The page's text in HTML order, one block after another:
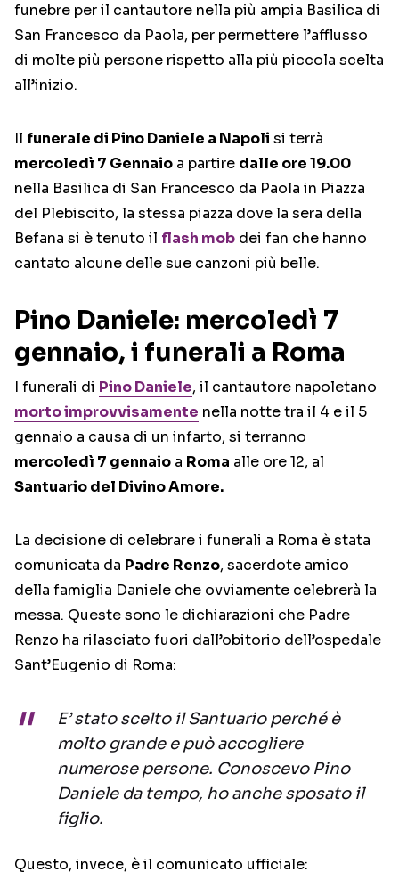
funebre per il cantautore nella più ampia Basilica di
San Francesco da Paola, per permettere l’afflusso
di molte più persone rispetto alla più piccola scelta
all’inizio.
Il funerale di Pino Daniele a Napoli si terrà
mercoledì 7 Gennaio a partire dalle ore 19.00
nella Basilica di San Francesco da Paola in Piazza
del Plebiscito, la stessa piazza dove la sera della
Befana si è tenuto il flash mob dei fan che hanno
cantato alcune delle sue canzoni più belle.
Pino Daniele: mercoledì 7
gennaio, i funerali a Roma
I funerali di Pino Daniele, il cantautore napoletano
morto improvvisamente nella notte tra il 4 e il 5
gennaio a causa di un infarto, si terranno
mercoledì 7 gennaio a Roma alle ore 12, al
Santuario del Divino Amore.
La decisione di celebrare i funerali a Roma è stata
comunicata da Padre Renzo, sacerdote amico
della famiglia Daniele che ovviamente celebrerà la
messa. Queste sono le dichiarazioni che Padre
Renzo ha rilasciato fuori dall’obitorio dell’ospedale
Sant’Eugenio di Roma:
E’ stato scelto il Santuario perché è
molto grande e può accogliere
numerose persone. Conoscevo Pino
Daniele da tempo, ho anche sposato il
figlio.
Questo, invece, è il comunicato ufficiale: